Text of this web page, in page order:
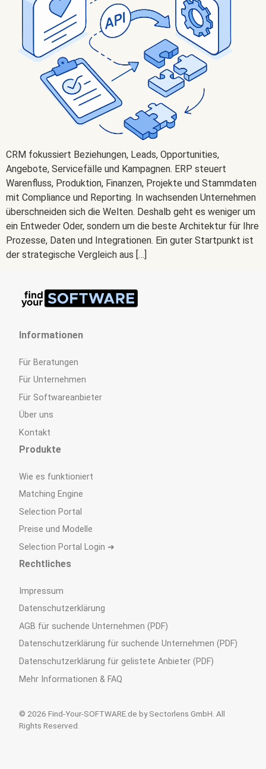
CRM fokussiert Beziehungen, Leads, Opportunities,
Angebote, Servicefälle und Kampagnen. ERP steuert
Warenfluss, Produktion, Finanzen, Projekte und Stammdaten
mit Compliance und Reporting. In wachsenden Unternehmen
überschneiden sich die Welten. Deshalb geht es weniger um
ein Entweder Oder, sondern um die beste Architektur für Ihre
Prozesse, Daten und Integrationen. Ein guter Startpunkt ist
der strategische Vergleich aus […]
Informationen
Für Beratungen
Für Unternehmen
Für Softwareanbieter
Über uns
Kontakt
Produkte
Wie es funktioniert
Matching Engine
Selection Portal
Preise und Modelle
Selection Portal Login ➜
Rechtliches
Impressum
Datenschutzerklärung
AGB für suchende Unternehmen (PDF)
Datenschutzerklärung für suchende Unternehmen (PDF)
Datenschutzerklärung für gelistete Anbieter (PDF)
Mehr Informationen & FAQ
© 2026 Find-Your-SOFTWARE.de by Sectorlens GmbH. All
Rights Reserved.